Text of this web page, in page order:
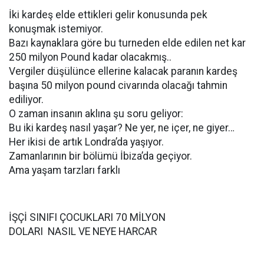
İki kardeş elde ettikleri gelir konusunda pek
konuşmak istemiyor.
Bazı kaynaklara göre bu turneden elde edilen net kar
250 milyon Pound kadar olacakmış..
Vergiler düşülünce ellerine kalacak paranın kardeş
başına 50 milyon pound civarında olacağı tahmin
ediliyor.
O zaman insanın aklına şu soru geliyor:
Bu iki kardeş nasıl yaşar? Ne yer, ne içer, ne giyer…
Her ikisi de artık Londra’da yaşıyor.
Zamanlarının bir bölümü İbiza’da geçiyor.
Ama yaşam tarzları farklı
İŞÇİ SINIFI ÇOCUKLARI 70 MİLYON
DOLARI NASIL VE NEYE HARCAR